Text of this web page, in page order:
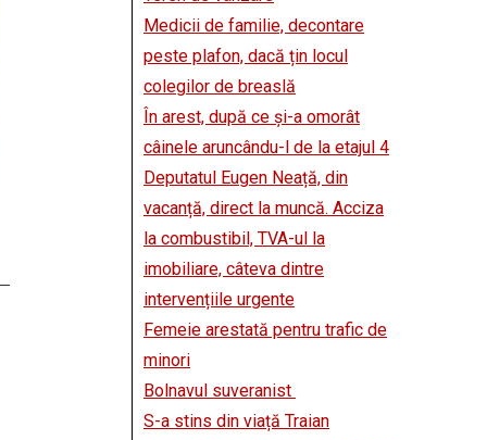
Medicii de familie, decontare
peste plafon, dacă țin locul
colegilor de breaslă
În arest, după ce și-a omorât
câinele aruncându-l de la etajul 4
Deputatul Eugen Neață, din
vacanță, direct la muncă. Acciza
la combustibil, TVA-ul la
imobiliare, câteva dintre
intervențiile urgente
Femeie arestată pentru trafic de
minori
Bolnavul suveranist
S-a stins din viață Traian